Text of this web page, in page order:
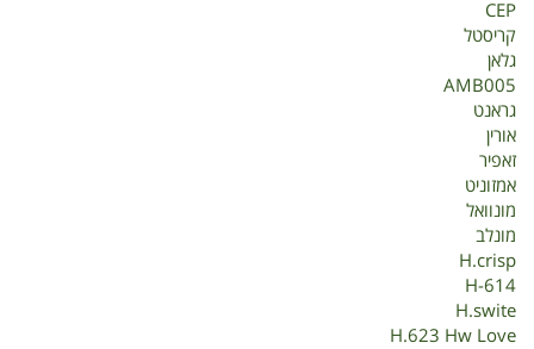
CEP
קריסטל
גלאן
AMB005
גראנט
אורין
זאפיר
אמזוניט
מונוואל
מונלב
H.crisp
H-614
H.swite
H.623 Hw Love